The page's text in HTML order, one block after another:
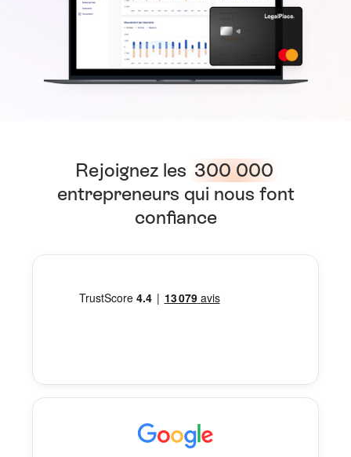
Rejoignez les 300 000
entrepreneurs qui nous font
confiance